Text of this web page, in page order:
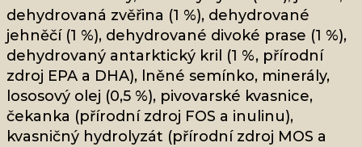
dehydrovaná zvěřina (1 %), dehydrované
jehněčí (1 %), dehydrované divoké prase (1 %),
dehydrovaný antarktický kril (1 %, přírodní
zdroj EPA a DHA), lněné semínko, minerály,
lososový olej (0,5 %), pivovarské kvasnice,
čekanka (přírodní zdroj FOS a inulinu),
kvasničný hydrolyzát (přírodní zdroj MOS a